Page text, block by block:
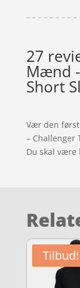
27
Mænd
Short
Vær den
– Challenger
Du skal være
Tilbud!